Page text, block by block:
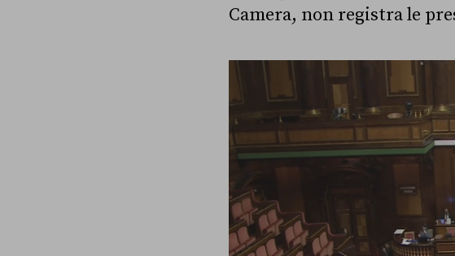
Camera, non registra le